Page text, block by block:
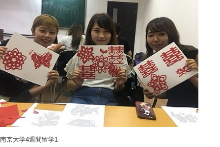
南京大学4週間留学1